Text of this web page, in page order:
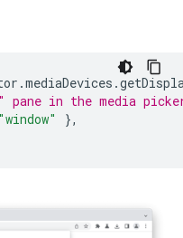
.mediaDevices .
pane in the media
"window"
},